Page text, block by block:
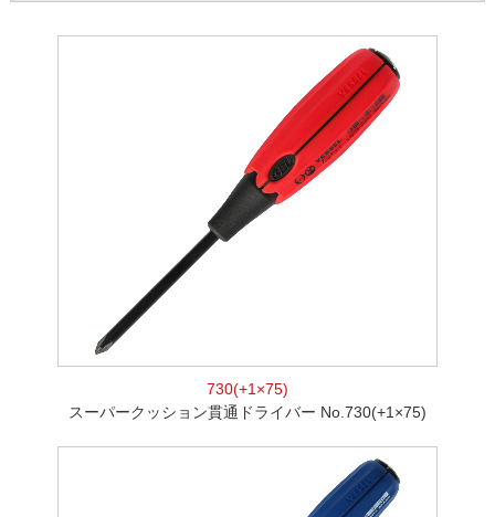
730(+1×75)
スーパークッション貫通ドライバー No.730(+1×75)